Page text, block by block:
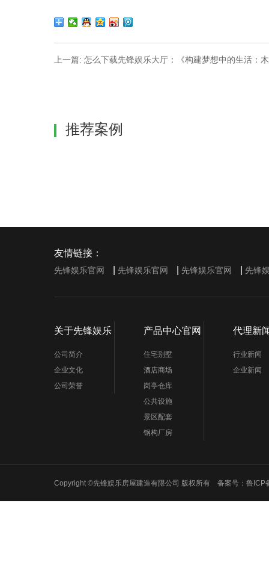
上一篇: 怎么下载先锋娱乐大厅：《构建梦想中的生活：
推荐案例
友情链接：
先锋娱乐官网 先锋娱乐官网 先锋娱乐官网 先锋
关于先锋娱乐
公司简介
企业文化
公司荣誉
产品中心官网
住宅别墅
酒店商场
岗亭仓库
公共设施
景区配套
钢构厂房
代理新
行业新闻
企业新闻
Copyright ©先锋娱乐房屋建造有限公司 版权所有 备案号： 鲁ICP